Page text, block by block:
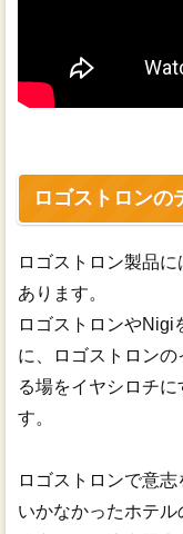
ロゴストロンの
ロゴストロン製品
あります。
ロゴストロンやNigi
に、ロゴストロン
る場をイヤシロチ
す。
ロゴストロンで意
いかなかったホテ